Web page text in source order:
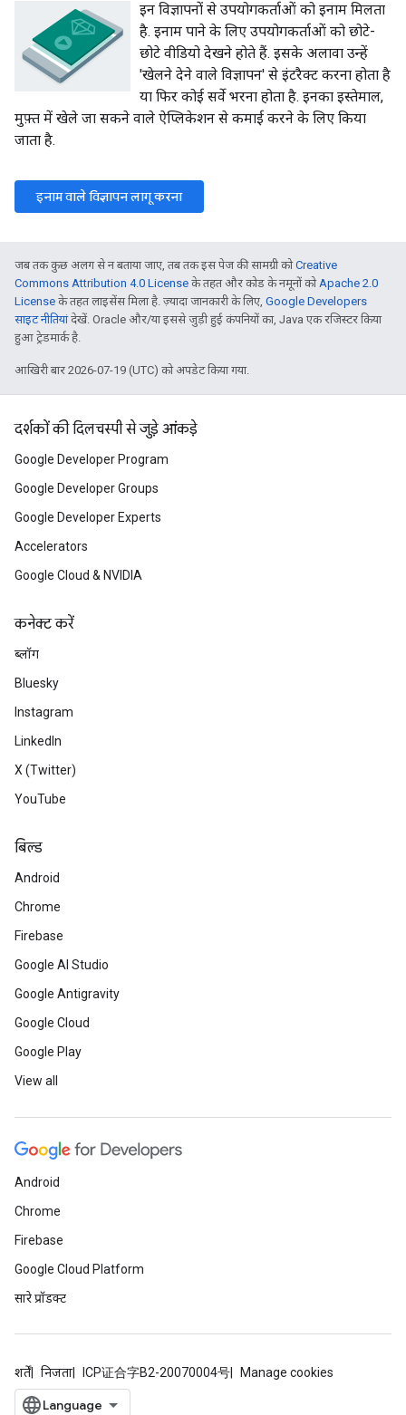
इन विज्ञापनों से उपयोगकर्ताओं को इनाम मिलता
है. इनाम पाने के लिए उपयोगकर्ताओं को छोटे-
छोटे वीडियो देखने होते हैं. इसके अलावा उन्हें
'खेलने देने वाले विज्ञापन' से इंटरैक्ट करना होता है
या फिर कोई सर्वे भरना होता है. इनका इस्तेमाल,
मुफ़्त में खेले जा सकने वाले ऐप्लिकेशन से कमाई करने के लिए किया
जाता है.
इनाम वाले विज्ञापन लागू करना
जब तक कुछ अलग से न बताया जाए, तब तक इस पेज की सामग्री कोCreative
Commons Attribution 4.0 License के तहत और कोड के नमूनों कोApache 2.0
License के तहत लाइसेंस मिला है. ज़्यादा जानकारी के लिए, Google Developers
साइट नीतियांदेखें. Oracle और/या इससे जुड़ी हुई कंपनियों का, Java एक रजिस्टर किया
हुआ ट्रेडमार्क है.
आखिरी बार 2026-07-19 (UTC) को अपडेट किया गया.
दर्शकों की दिलचस्पी से जुड़े आंकड़े
Google Developer Program
Google Developer Groups
Google Developer Experts
Accelerators
Google Cloud & NVIDIA
कनेक्ट करें
ब्लॉग
Bluesky
Instagram
LinkedIn
X (Twitter)
YouTube
बिल्ड
Android
Chrome
Firebase
Google AI Studio
Google Antigravity
Google Cloud
Google Play
View all
Android
Chrome
Firebase
Google Cloud Platform
सारे प्रॉडक्ट
शर्तें निजता ICP证合字B2-20070004号 Manage cookies